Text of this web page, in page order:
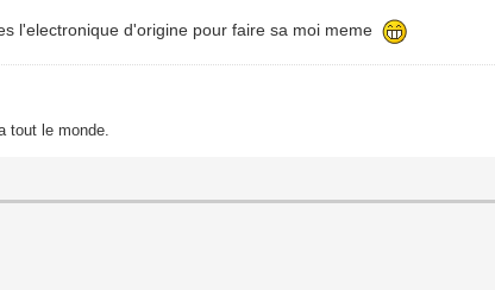
l'electronique d'origine pour faire sa moi meme
tout le monde.